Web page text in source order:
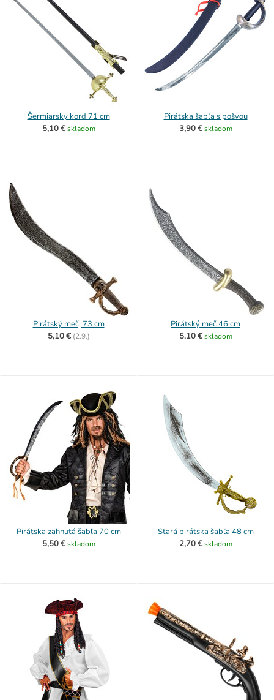
Šermiarsky kord 71 cm
5,10 € skladom
Pirátska šabľa s pošvou
3,90 € skladom
Pirátský meč, 73 cm
5,10 € (2.9.)
Pirátský meč 46 cm
5,10 € skladom
Pirátska zahnutá šabľa 70 cm
5,50 € skladom
Stará pirátska šabľa 48 cm
2,70 € skladom